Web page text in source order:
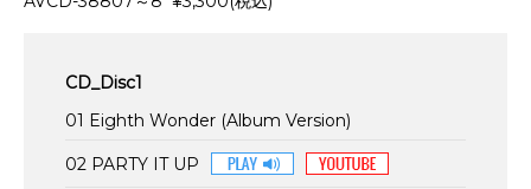
CD_Disc1
01 Eighth Wonder (Album Version)
02 PARTY IT UP